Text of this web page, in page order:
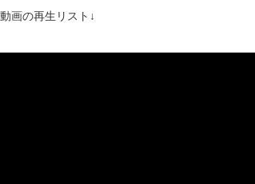
画の再生リスト↓